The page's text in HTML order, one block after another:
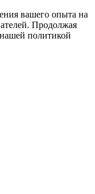
вашего опыта на
Продолжая
нашей политикой